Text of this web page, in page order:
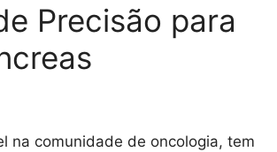
Precisão para
na comunidade de oncologia, tem